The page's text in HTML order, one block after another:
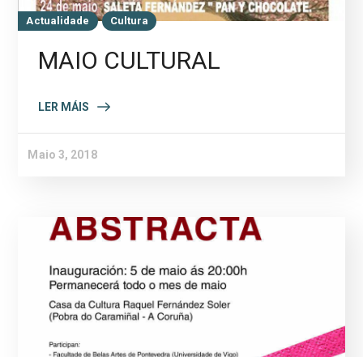
Actualidade Cultura
MAIO CULTURAL
LER MÁIS
Maio 3, 2018